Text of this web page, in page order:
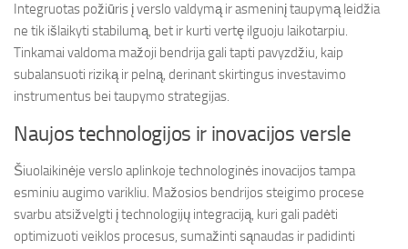
Integruotas požiūris į verslo valdymą ir asmeninį taupymą leidžia
ne tik išlaikyti stabilumą, bet ir kurti vertę ilguoju laikotarpiu.
Tinkamai valdoma mažoji bendrija gali tapti pavyzdžiu, kaip
subalansuoti riziką ir pelną, derinant skirtingus investavimo
instrumentus bei taupymo strategijas.
Naujos technologijos ir inovacijos versle
Šiuolaikinėje verslo aplinkoje technologinės inovacijos tampa
esminiu augimo varikliu. Mažosios bendrijos steigimo procese
svarbu atsižvelgti į technologijų integraciją, kuri gali padėti
optimizuoti veiklos procesus, sumažinti sąnaudas ir padidinti